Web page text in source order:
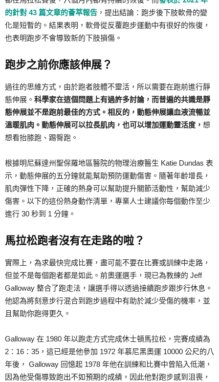
的針對 43 篇文章的薈萃報告 ，提出結論：跑步後下肢軟骨的變
化是短暫的。結果表明，軟骨從反覆跑步運動中有很好的恢復，
也表明跑步不會導致新的下肢損傷。
跑步之前你應該伸展？
過往的思維方式，由於跑者肢體不靈活，所以需要在跑前進行靜
態伸展。 科學家在這個問題上有過許多討論，而普遍的共識是靜
態伸展並不是跑前最佳的方式。相反的，動態伸展讓血液流暢並
溫暖肌肉。動態伸展可以拉長肌肉，也可以增加運動靈活度， 想
想看抬膝跑、踢臀跑。
根據明尼蘇達州聖保羅地區醫院的物理治療醫生 Katie Dundas 表
示，動態伸展的五分鐘就能幫助預防運動傷害。隨著年齡增長，
肌肉彈性下降，正確的熱身可以幫助提升關節活動性，幫助減少
傷害。以下的這份熱身動作清單，專業人士建議你每個動作至少
進行 30 秒到 1 分鐘。
馬拉松跑者沒有在走路的啦？
實際上，為求最快完成比賽，盡可能不要在比賽或訓練中走路，
但並不是每個跑者都是如此。前奧運選手，現已為教練的 Jeff
Galloway 整合了跑走法，讓選手得以透過接續跑步跟步行休息。
他認為將刻意步行混合到跑步過程中有助於減少受傷的機率，並
且幫助你跑得更久。
Galloway 在 1980 年以跑走方式完成休士頓馬拉松，完賽成績為
2：16：35，這已經是他參加 1972 年慕尼黑奧運 10000 公尺的八
年後， Galloway 回憶起 1978 年他在訓練和比賽中曾陷入低潮，
因為他受傷導致跑出不如預期的成績，因此他對跑步感到沮喪，